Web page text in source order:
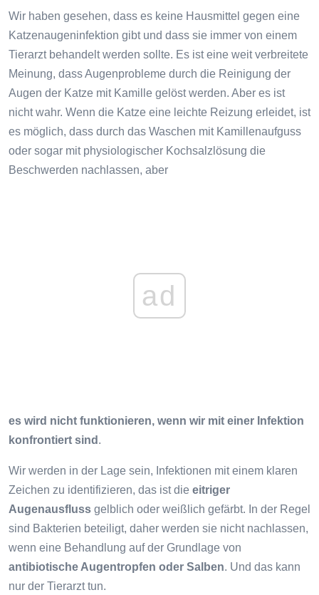
Wir haben gesehen, dass es keine Hausmittel gegen eine
Katzenaugeninfektion gibt und dass sie immer von einem
Tierarzt behandelt werden sollte. Es ist eine weit verbreitete
Meinung, dass Augenprobleme durch die Reinigung der
Augen der Katze mit Kamille gelöst werden. Aber es ist
nicht wahr. Wenn die Katze eine leichte Reizung erleidet, ist
es möglich, dass durch das Waschen mit Kamillenaufguss
oder sogar mit physiologischer Kochsalzlösung die
Beschwerden nachlassen, aber
ad
es wird nicht funktionieren, wenn wir mit einer Infektion
konfrontiert sind .
Wir werden in der Lage sein, Infektionen mit einem klaren
Zeichen zu identifizieren, das ist die eitriger
Augenausfluss gelblich oder weißlich gefärbt. In der Regel
sind Bakterien beteiligt, daher werden sie nicht nachlassen,
wenn eine Behandlung auf der Grundlage von
antibiotische Augentropfen oder Salben. Und das kann
nur der Tierarzt tun.